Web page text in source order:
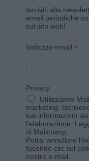
Iscriviti alla
email periodiche
sul sito web!
Indirizzo email *
Privacy
Utilizziamo
marketing.
tue informazioni
l'elaborazione.
di Mailchimp
Potrai annullare
facendo clic sul
nostre e-mail.